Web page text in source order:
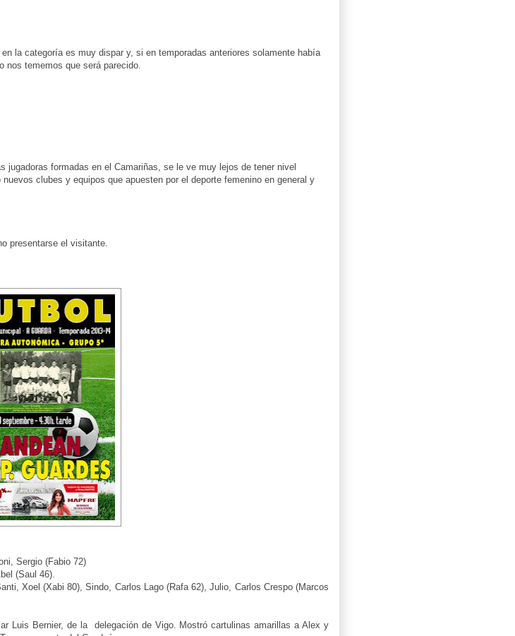
la categoría es muy dispar y, si en temporadas anteriores solamente había
nos tememos que será parecido.
jugadoras formadas en el Camariñas, se le ve muy lejos de tener nivel
clubes y equipos que apuesten por el deporte femenino en general y
presentarse el visitante.
Sergio (Fabio 72)
(Saul 46).
Xoel (Xabi 80), Sindo, Carlos Lago (Rafa 62), Julio, Carlos Crespo (Marcos
Luis Bernier, de la delegación de Vigo. Mostró cartulinas amarillas a Alex y